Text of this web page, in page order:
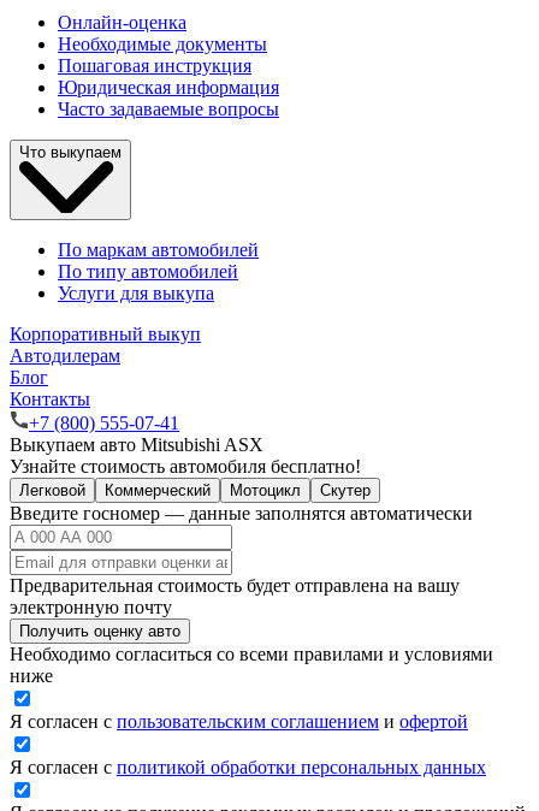
Онлайн-оценка
Необходимые документы
Пошаговая инструкция
Юридическая информация
Часто задаваемые вопросы
Что выкупаем
По маркам автомобилей
По типу автомобилей
Услуги для выкупа
Корпоративный выкуп
Автодилерам
Блог
Контакты
+7 (800) 555-07-41
Выкупаем авто Mitsubishi ASX
Узнайте стоимость автомобиля бесплатно!
Легковой Коммерческий Мотоцикл Скутер
Введите госномер — данные заполнятся автоматически
Предварительная стоимость будет отправлена на вашу
электронную почту
Получить оценку авто
Необходимо согласиться со всеми правилами и условиями
ниже
Я согласен с пользовательским соглашением и офертой
Я согласен с политикой обработки персональных данных